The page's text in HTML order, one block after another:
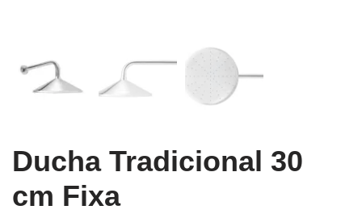
Ducha Tradicional 30
cm Fixa